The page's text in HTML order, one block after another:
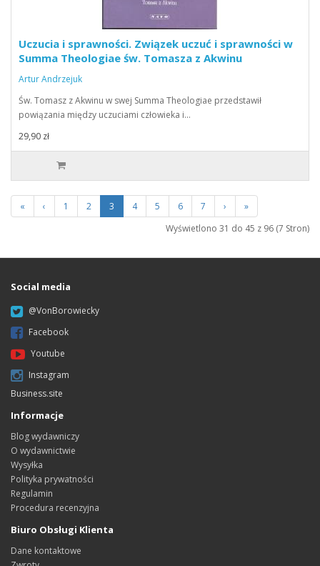
Uczucia i sprawności. Związek uczuć i sprawności w
Summa Theologiae św. Tomasza z Akwinu
Artur Andrzejuk
Św. Tomasz z Akwinu w swej Summa Theologiae przedstawił
powiązania między uczuciami człowieka i…
29,90 zł
« ‹ 1 2 3 4 5 6 7 ›
»
Wyświetlono 31 do 45 z 96 (7 Stron)
Social media
@VonBorowiecky
Facebook
Youtube
Instagram
Business.site
Informacje
Blog wydawniczy
O wydawnictwie
Wysyłka
Polityka prywatności
Regulamin
Procedura recenzyjna
Biuro Obsługi Klienta
Dane kontaktowe